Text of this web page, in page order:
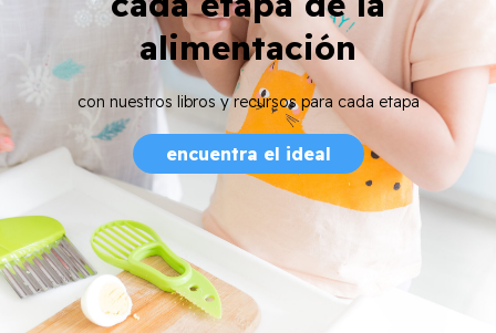
alimentación
con nuestros libros y recursos para cada etapa
encuentra el ideal